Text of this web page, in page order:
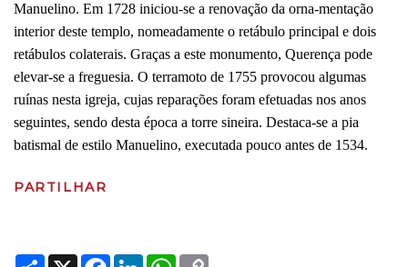
Manuelino. Em 1728 iniciou-se a renovação da orna-mentação
interior deste templo, nomeadamente o retábulo principal e dois
retábulos colaterais. Graças a este monumento, Querença pode
elevar-se a freguesia. O terramoto de 1755 provocou algumas
ruínas nesta igreja, cujas reparações foram efetuadas nos anos
seguintes, sendo desta época a torre sineira. Destaca-se a pia
batismal de estilo Manuelino, executada pouco antes de 1534.
PARTILHAR
Share
X Facebook
LinkedInWhatsApp